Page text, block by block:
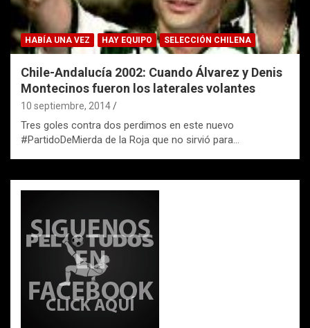
HABÍA UNA VEZ HAY EQUIPO SELECCIÓN CHILENA
Chile-Andalucía 2002: Cuando Álvarez y Denis
Montecinos fueron los laterales volantes
10 septiembre, 2014
Tres goles contra dos perdimos en este nuevo
#PartidoDeMierda de la Roja que no sirvió para…